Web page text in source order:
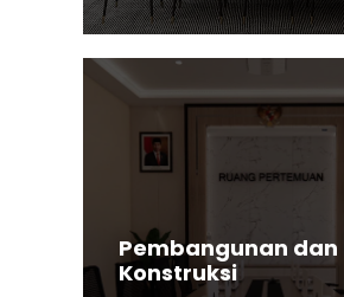
Pembangunan dan
Konstruksi